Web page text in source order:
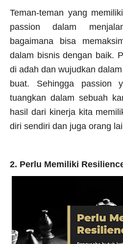
Teman-teman yang
passion dalam
bagaimana bisa
dalam bisnis dengan baik.
di adah dan wujudkan
buat. Sehingga passion
tuangkan dalam sebuah
hasil dari kinerja kita
diri sendiri dan juga orang
2. Perlu Memiliki